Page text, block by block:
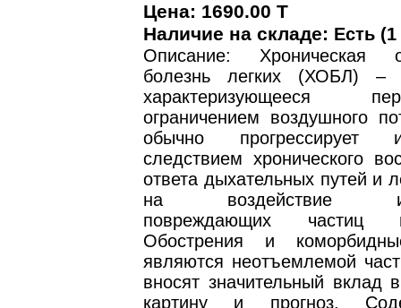
Цена: 1690.00 T
Наличие на складе: Есть
Описание: Хроническая
болезнь легких (ХОБЛ) –
характеризующееся
ограничением воздушного
обычно прогрессирует
следствием хронического
ответа дыхательных путей и
на воздействие
повреждающих частиц
Обострения и
являются неотъемлемой
вносят значительный вклад
картину и прогноз.